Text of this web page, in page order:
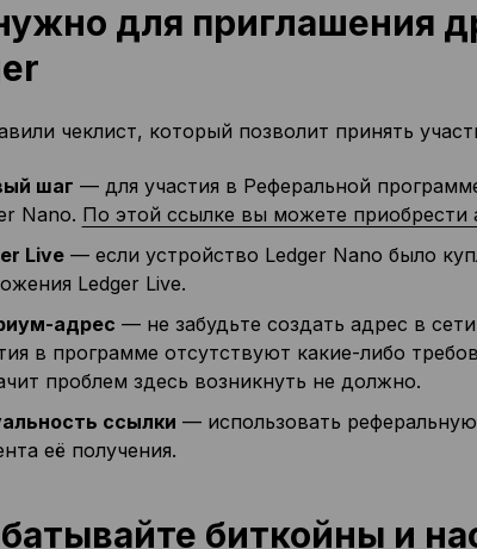
для приглашения
чеклист, который позволит принять
шаг — для участия в Реферальной
Nano. По этой ссылке вы можете приобрести
Live— если устройство Ledger Nano было
Ledger Live.
адрес — не забудьте создать адрес в
в программе отсутствуют какие-либо
проблем здесь возникнуть не должно.
ссылки — использовать
её получения.
биткойны и